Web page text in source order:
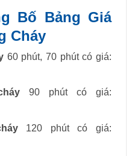
Bố Bảng Giá
Cháy
60 phút, 70 phút có giá:
90 phút có giá:
120 phút có giá: